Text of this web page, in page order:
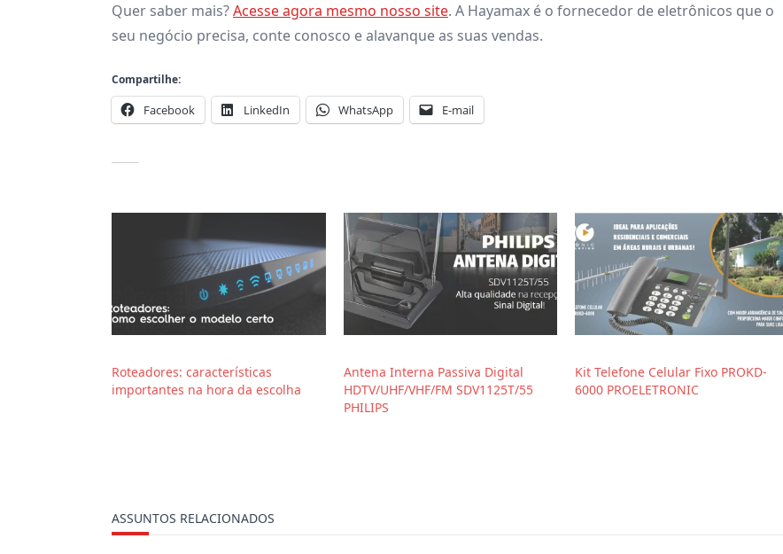
Quer saber mais?Acesse agora mesmo nosso site. A Hayamax é o fornecedor de eletrônicos que o
seu negócio precisa, conte conosco e alavanque as suas vendas.
Compartilhe:
Facebook LinkedIn WhatsApp E-mail
Roteadores: características
importantes na hora da escolha
Antena Interna Passiva Digital
HDTV/UHF/VHF/FM SDV1125T/55
PHILIPS
Kit Telefone Celular Fixo PROKD-
6000 PROELETRONIC
ASSUNTOS RELACIONADOS